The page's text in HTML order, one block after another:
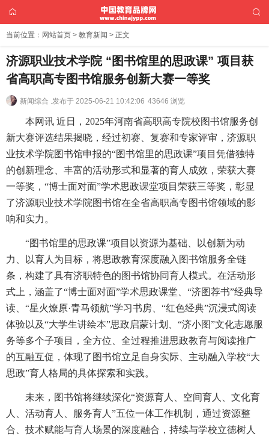
当前位置： 网站首页 > 教育新闻 > 正文
济源职业技术学院 “图书馆里的思政课” 项目获
省高职高专图书馆服务创新大赛一等奖
新闻综合 .发布于 2025-06-21 10:42:06 43646 浏览
本网讯 近日，2025年河南省高职高专院校图书馆服务创
新大赛评选结果揭晓，经过初赛、复赛和专家评审，济源职
业技术学院图书馆申报的“图书馆里的思政课”项目凭借独特
的创新理念、丰富的活动形式和显著的育人成效，荣获大赛
一等奖，“博士面对面”学术思政课堂项目荣获三等奖，彰显
了济源职业技术学院图书馆在全省高职高专图书馆领域的影
响和实力。
“图书馆里的思政课”项目以资源为基础、以创新为动
力、以育人为目标，将思政教育深度融入图书馆服务全链
条，构建了具有济职特色的图书馆协同育人模式。在活动形
式上，涵盖了“博士面对面”学术思政课堂、“济图荐书”经典导
读、“星火燎原·青马领航”学习书房、“红色经典”沉浸式阅读
体验以及“大学生讲绘本”思政启蒙计划、“济小图”文化志愿服
务等多个子项目，全方位、全过程推进思政教育与阅读推广
的互融互促，体现了图书馆立足自身实际、主动融入学校“大
思政”育人格局的具体探索和实践。
未来，图书馆将继续深化“资源育人、空间育人、文化育
人、活动育人、服务育人”五位一体工作机制，通过资源整
合、技术赋能与育人场景的深度融合，持续与学校立德树人